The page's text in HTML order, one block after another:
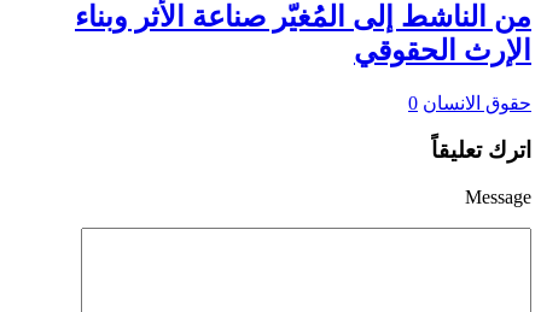
من الناشط إلى المُغيّر صناعة الأثر وبناء
الإرث الحقوقي
حقوق الانسان 0
اترك تعليقاً
Message